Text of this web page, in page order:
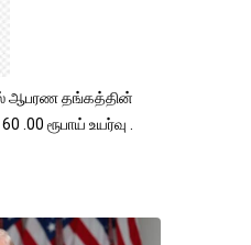
ஆபரண தங்கத்தின்
.00 ரூபாய் உயர்வு .